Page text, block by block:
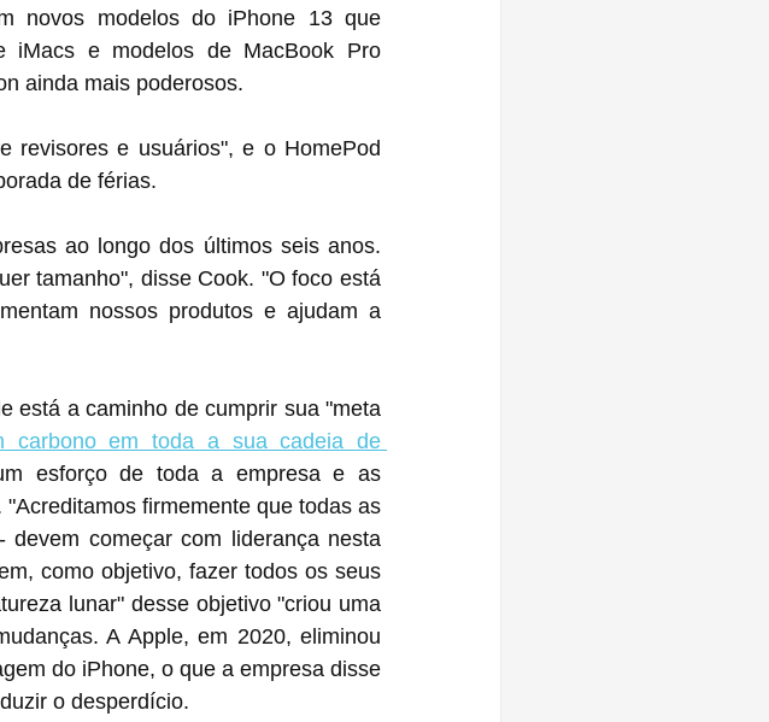
novos modelos do iPhone 13 que
e modelos de MacBook Pro
ainda mais poderosos.
revisores e usuários", e o HomePod
de férias.
ao longo dos últimos seis anos.
tamanho", disse Cook. "O foco está
nossos produtos e ajudam a
está a caminho de cumprir sua "meta
carbono em toda a sua cadeia de
esforço de toda a empresa e as
firmemente que todas as
começar com liderança nesta
como objetivo, fazer todos os seus
lunar" desse objetivo "criou uma
A Apple, em 2020, eliminou
disse
o desperdício.